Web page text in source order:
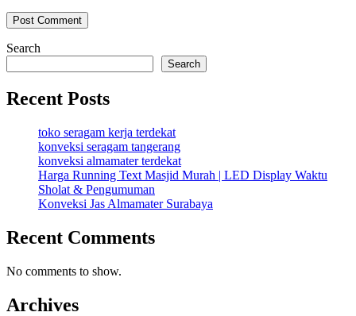
Search
Search
Recent Posts
toko seragam kerja terdekat
konveksi seragam tangerang
konveksi almamater terdekat
Harga Running Text Masjid Murah | LED Display Waktu
Sholat & Pengumuman
Konveksi Jas Almamater Surabaya
Recent Comments
No comments to show.
Archives